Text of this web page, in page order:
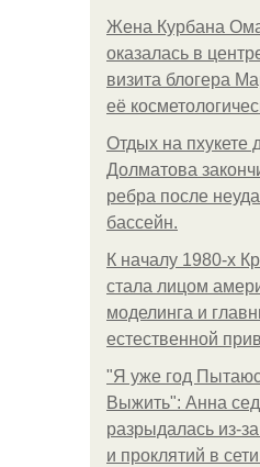
Жена Курбана
оказалась в
визита блогера
её
Отдых на пхукете
Долматова
ребра после
бассейн.
К началу 1980-х
стала лицом
моделинга и
естественной
"Я уже год
Выжить": Анна
разрыдалась из-
и проклятий в